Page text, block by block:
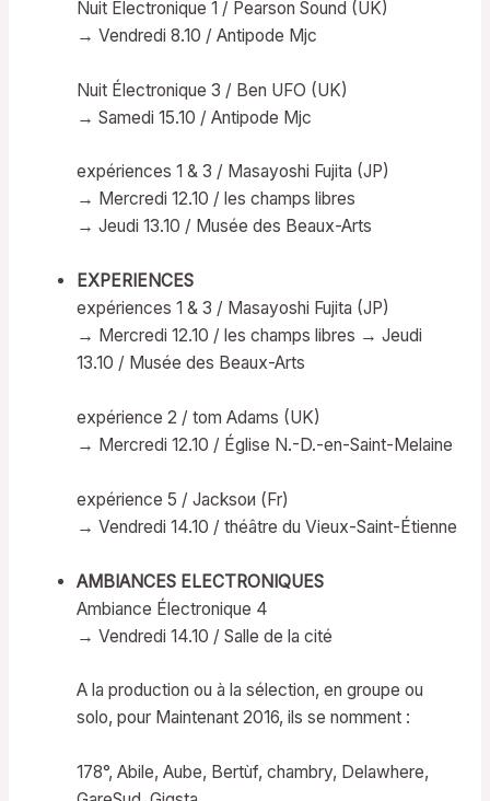
Nuit Électronique 1 / Pearson Sound (UK)
→ Vendredi 8.10 / Antipode Mjc
Nuit Électronique 3 / Ben UFO (UK)
→ Samedi 15.10 / Antipode Mjc
expériences 1 & 3 / Masayoshi Fujita (JP)
→ Mercredi 12.10 / les champs libres
→ Jeudi 13.10 / Musée des Beaux-Arts
EXPERIENCES
expériences 1 & 3 / Masayoshi Fujita (JP)
→ Mercredi 12.10 / les champs libres → Jeudi
13.10 / Musée des Beaux-Arts
expérience 2 / tom Adams (UK)
→ Mercredi 12.10 / Église N.-D.-en-Saint-Melaine
expérience 5 / Jacksoи (Fr)
→ Vendredi 14.10 / théâtre du Vieux-Saint-Étienne
AMBIANCES ELECTRONIQUES
Ambiance Électronique 4
→ Vendredi 14.10 / Salle de la cité
A la production ou à la sélection, en groupe ou
solo, pour Maintenant 2016, ils se nomment :
178°, Abile, Aube, Bertùf, chambry, Delawhere,